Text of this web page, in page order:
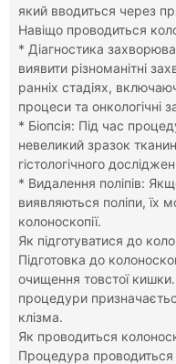
який вводиться через
Навіщо проводиться
* Діагностика
виявити різноманітні
ранніх стадіях,
процеси та онкологічні
* Біопсія: Під час
невеликий зразок
гістологічного
* Видалення поліпів:
виявляються поліпи, їх
колоноскопії.
Як підготуватися до
Підготовка до
очищення товстої
процедури
клізма.
Як проводиться
Процедура